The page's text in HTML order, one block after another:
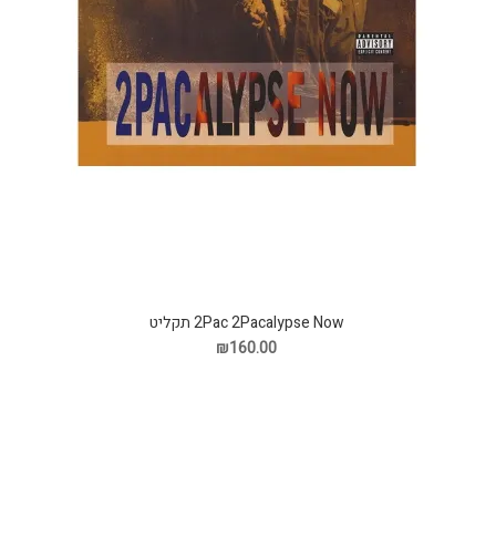
2Pac 2Pacalypse Now תקליט
₪160.00